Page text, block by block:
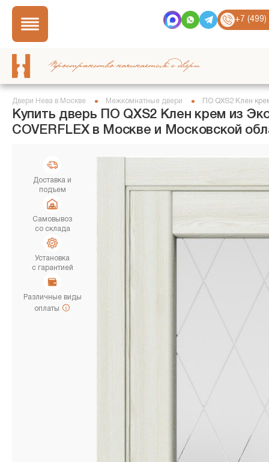
+7
Пространство начинается с двери
Двери Нева в Москве Межкомнатные двери ПО QXS2 Клен
Купить дверь ПО QXS2 Клен крем из
COVERFLEX в Москве и Московской
Доставка и
подъем
Самовывоз
со склада
Установка
с гарантией
Различные виды
оплаты